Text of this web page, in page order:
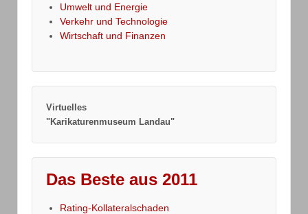
Umwelt und Energie
Verkehr und Technologie
Wirtschaft und Finanzen
Virtuelles
"Karikaturenmuseum Landau"
Das Beste aus 2011
Rating-Kollateralschaden